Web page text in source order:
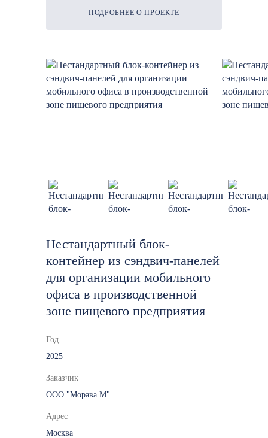
Система горячего водоснабжения:
Мебель и оборудование: Для
Системы отопления и
кондиционирования: Для
Системы безопасности:
Видеонаблюдение, охранные
системы и системы контроля
доступа для защиты
Почему выбирают
модульные поликлиники
ПОДРОБНЕЕ О ПРОЕКТЕ
Нестандартный блок-
контейнер из сэндвич-панелей
для организации мобильного
офиса в производственной
зоне пищевого предприятия
Год
2025
Заказчик
ООО "Морава М"
Адрес
Москва